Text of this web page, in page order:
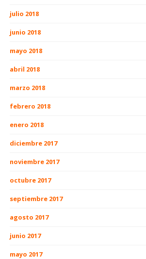
julio 2018
junio 2018
mayo 2018
abril 2018
marzo 2018
febrero 2018
enero 2018
diciembre 2017
noviembre 2017
octubre 2017
septiembre 2017
agosto 2017
junio 2017
mayo 2017